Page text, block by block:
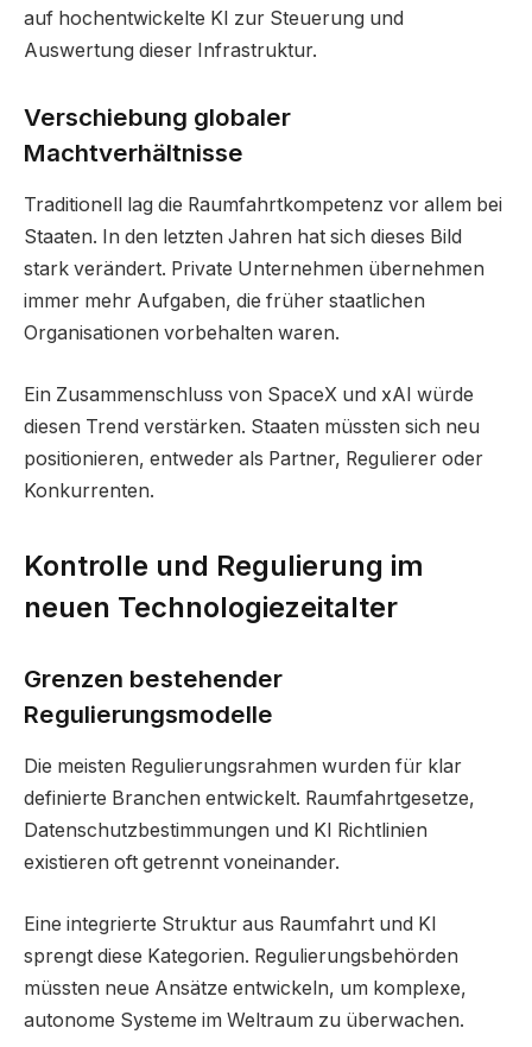
auf hochentwickelte KI zur Steuerung und
Auswertung dieser Infrastruktur.
Verschiebung globaler
Machtverhältnisse
Traditionell lag die Raumfahrtkompetenz vor allem bei
Staaten. In den letzten Jahren hat sich dieses Bild
stark verändert. Private Unternehmen übernehmen
immer mehr Aufgaben, die früher staatlichen
Organisationen vorbehalten waren.
Ein Zusammenschluss von SpaceX und xAI würde
diesen Trend verstärken. Staaten müssten sich neu
positionieren, entweder als Partner, Regulierer oder
Konkurrenten.
Kontrolle und Regulierung im
neuen Technologiezeitalter
Grenzen bestehender
Regulierungsmodelle
Die meisten Regulierungsrahmen wurden für klar
definierte Branchen entwickelt. Raumfahrtgesetze,
Datenschutzbestimmungen und KI Richtlinien
existieren oft getrennt voneinander.
Eine integrierte Struktur aus Raumfahrt und KI
sprengt diese Kategorien. Regulierungsbehörden
müssten neue Ansätze entwickeln, um komplexe,
autonome Systeme im Weltraum zu überwachen.